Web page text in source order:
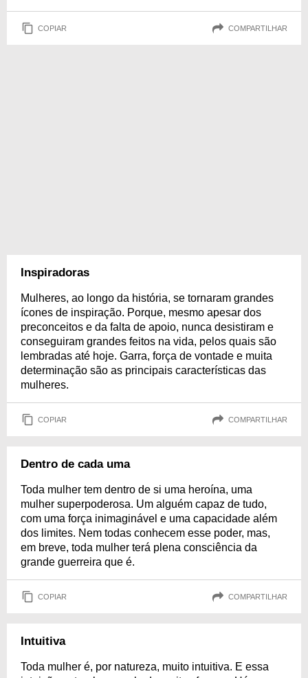
COPIAR COMPARTILHAR
Inspiradoras
Mulheres, ao longo da história, se tornaram grandes
ícones de inspiração. Porque, mesmo apesar dos
preconceitos e da falta de apoio, nunca desistiram e
conseguiram grandes feitos na vida, pelos quais são
lembradas até hoje. Garra, força de vontade e muita
determinação são as principais características das
mulheres.
COPIAR COMPARTILHAR
Dentro de cada uma
Toda mulher tem dentro de si uma heroína, uma
mulher superpoderosa. Um alguém capaz de tudo,
com uma força inimaginável e uma capacidade além
dos limites. Nem todas conhecem esse poder, mas,
em breve, toda mulher terá plena consciência da
grande guerreira que é.
COPIAR COMPARTILHAR
Intuitiva
Toda mulher é, por natureza, muito intuitiva. E essa